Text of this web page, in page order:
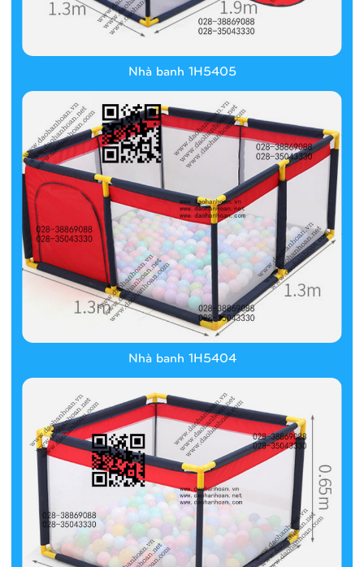
Nhà banh 1H5405
Nhà banh 1H5404